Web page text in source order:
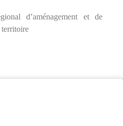
d’aménagement et de
territoire